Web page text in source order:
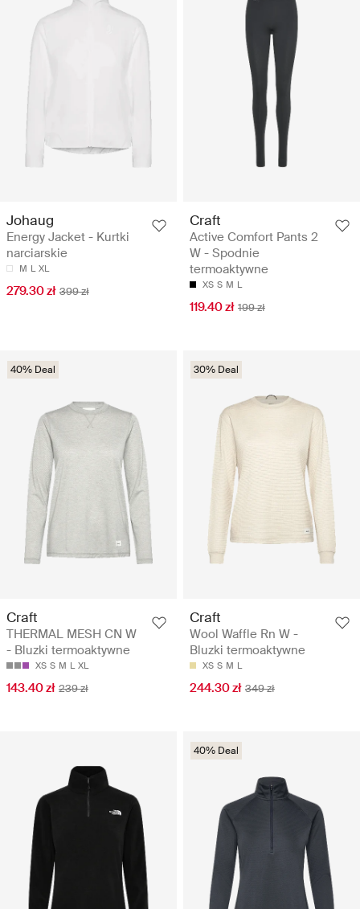
Johaug
Energy Jacket - Kurtki
narciarskie
M L XL
279.30 zł 399 zł
Craft
Active Comfort Pants 2
W - Spodnie
termoaktywne
XS S M L
119.40 zł 199 zł
40% Deal
Craft
THERMAL MESH CN W
- Bluzki termoaktywne
XS S M L XL
143.40 zł 239 zł
30% Deal
Craft
Wool Waffle Rn W -
Bluzki termoaktywne
XS S M L
244.30 zł 349 zł
40% Deal